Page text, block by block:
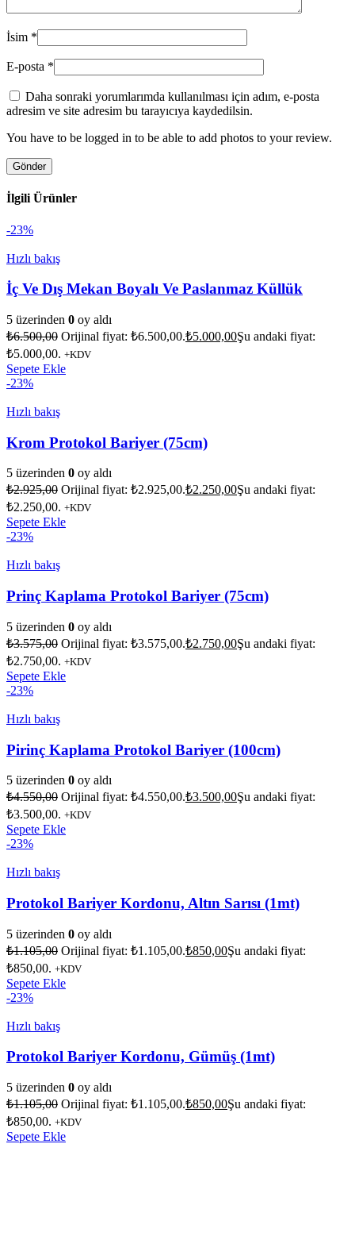
İsim *
E-posta *
Daha sonraki yorumlarımda kullanılması için adım, e-posta
adresim ve site adresim bu tarayıcıya kaydedilsin.
You have to be logged in to be able to add photos to your review.
İlgili Ürünler
-23%
Hızlı bakış
İç Ve Dış Mekan Boyalı Ve Paslanmaz Küllük
5 üzerinden 0 oy aldı
₺6.500,00 Orijinal fiyat: ₺6.500,00.₺5.000,00Şu andaki fiyat:
₺5.000,00. +KDV
Sepete Ekle
-23%
Hızlı bakış
Krom Protokol Bariyer (75cm)
5 üzerinden 0 oy aldı
₺2.925,00 Orijinal fiyat: ₺2.925,00.₺2.250,00Şu andaki fiyat:
₺2.250,00. +KDV
Sepete Ekle
-23%
Hızlı bakış
Prinç Kaplama Protokol Bariyer (75cm)
5 üzerinden 0 oy aldı
₺3.575,00 Orijinal fiyat: ₺3.575,00.₺2.750,00Şu andaki fiyat:
₺2.750,00. +KDV
Sepete Ekle
-23%
Hızlı bakış
Pirinç Kaplama Protokol Bariyer (100cm)
5 üzerinden 0 oy aldı
₺4.550,00 Orijinal fiyat: ₺4.550,00.₺3.500,00Şu andaki fiyat:
₺3.500,00. +KDV
Sepete Ekle
-23%
Hızlı bakış
Protokol Bariyer Kordonu, Altın Sarısı (1mt)
5 üzerinden 0 oy aldı
₺1.105,00 Orijinal fiyat: ₺1.105,00.₺850,00Şu andaki fiyat:
₺850,00. +KDV
Sepete Ekle
-23%
Hızlı bakış
Protokol Bariyer Kordonu, Gümüş (1mt)
5 üzerinden 0 oy aldı
₺1.105,00 Orijinal fiyat: ₺1.105,00.₺850,00Şu andaki fiyat:
₺850,00. +KDV
Sepete Ekle